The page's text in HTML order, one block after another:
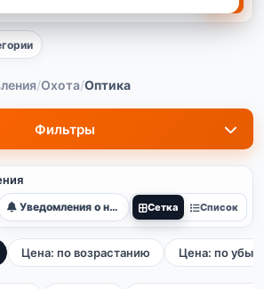
/Охота/Оптика
Фильтры
Уведомления о новых Сетка Список
Цена: по возрастанию Цена: по